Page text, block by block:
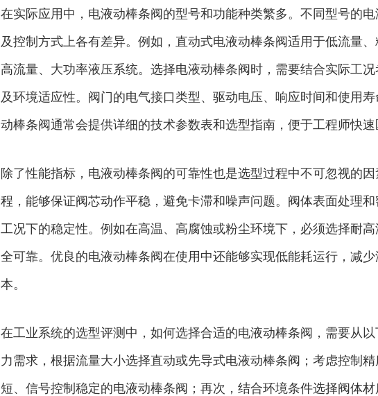
在实际应用中，电液动棒条阀的型号和功能种类繁多。不同型号的
及控制方式上各有差异。例如，直动式电液动棒条阀适用于低流量
高流量、大功率液压系统。选择电液动棒条阀时，需要结合实际工
及环境适应性。阀门的电气接口类型、驱动电压、响应时间和使用
动棒条阀通常会提供详细的技术参数表和选型指南，便于工程师快速
除了性能指标，电液动棒条阀的可靠性也是选型过程中不可忽视的
程，能够保证阀芯动作平稳，避免卡滞和噪声问题。阀体表面处理
工况下的稳定性。例如在高温、高腐蚀或粉尘环境下，必须选择耐
全可靠。优良的电液动棒条阀在使用中还能够实现低能耗运行，减
本。
在工业系统的选型评测中，如何选择合适的电液动棒条阀，需要从
力需求，根据流量大小选择直动或先导式电液动棒条阀；考虑控制
短、信号控制稳定的电液动棒条阀；再次，结合环境条件选择阀体